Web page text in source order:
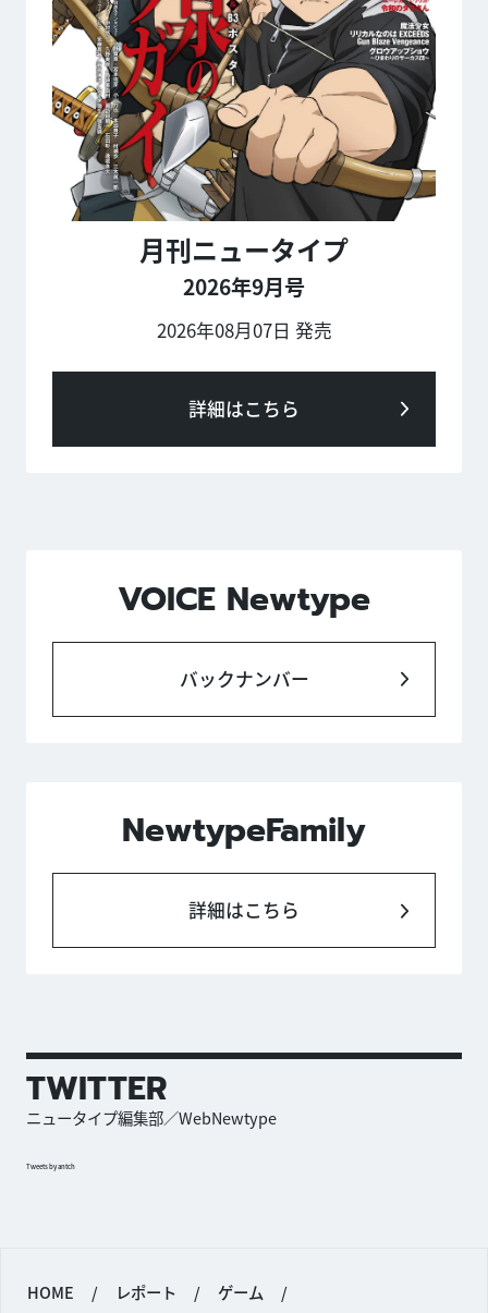
月刊ニュータイプ
2026年9月号
2026年08月07日 発売
詳細はこちら
VOICE Newtype
バックナンバー
NewtypeFamily
詳細はこちら
TWITTER
ニュータイプ編集部／WebNewtype
Tweets by antch
HOME / レポート / ゲーム
/